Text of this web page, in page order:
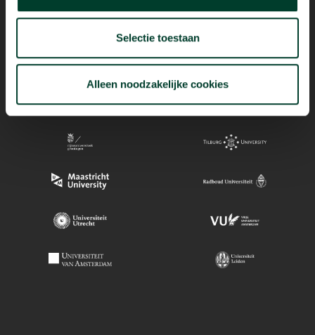
Selectie toestaan
Alleen noodzakelijke cookies